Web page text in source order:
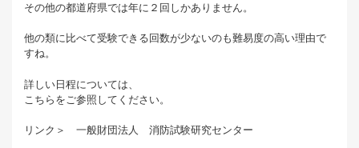
その他の都道府県では年に２回しかありません。
他の類に比べて受験できる回数が少ないのも難易度の高い理由で
すね。
詳しい日程については、
こちらをご参照してください。
リンク＞ 一般財団法人 消防試験研究センター